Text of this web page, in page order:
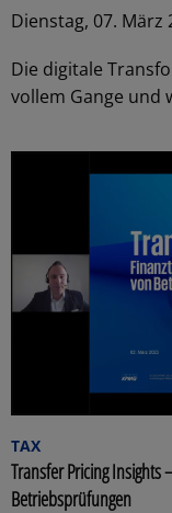
Dienstag, 07.
Die digitale
vollem Gange und
TAX
Transfer Pricing
Betriebsprüfungen